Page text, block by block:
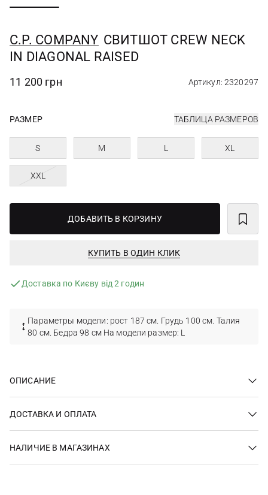
C.P. COMPANY СВИТШОТ CREW NECK
IN DIAGONAL RAISED
11 200 грн Артикул: 2320297
РАЗМЕР ТАБЛИЦА РАЗМЕРОВ
S M L XL
XXL
ДОБАВИТЬ В КОРЗИНУ
КУПИТЬ В ОДИН КЛИК
Доставка по Києву від 2 годин
Параметры модели: рост 187 см. Грудь 100 см. Талия
80 см. Бедра 98 см На модели размер: L
ОПИСАНИЕ
ДОСТАВКА И ОПЛАТА
НАЛИЧИЕ В МАГАЗИНАХ